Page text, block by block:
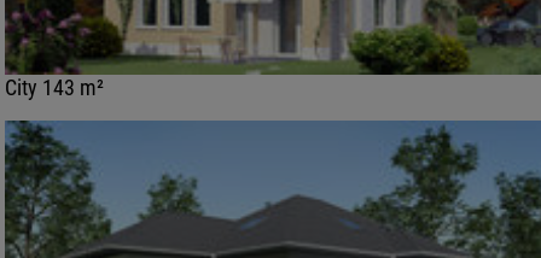
City 143 m²